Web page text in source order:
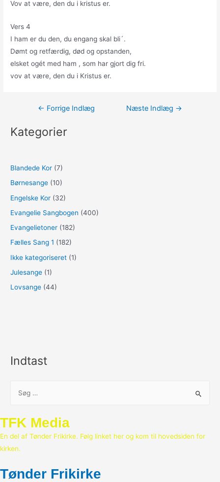
Vov at være, den du i kristus er.
Vers 4
I ham er du den, du engang skal bli´.
Dømt og retfærdig, død og opstanden,
elsket ogét med ham , som har gjort dig fri.
vov at være, den du i Kristus er.
Indlægsnavigation
← Forrige Indlæg Næste Indlæg →
Kategorier
Blandede Kor (7)
Børnesange (10)
Engelske Kor (32)
Evangelie Sangbogen (400)
Evangelietoner (182)
Fælles Sang 1 (182)
Ikke kategoriseret (1)
Julesange (1)
Lovsange (44)
Indtast
e
f
t
r
TFK Media
En del af Tønder Frikirke. Følg linket her og kom til hovedsiden for
kirken.
Tønder Frikirke